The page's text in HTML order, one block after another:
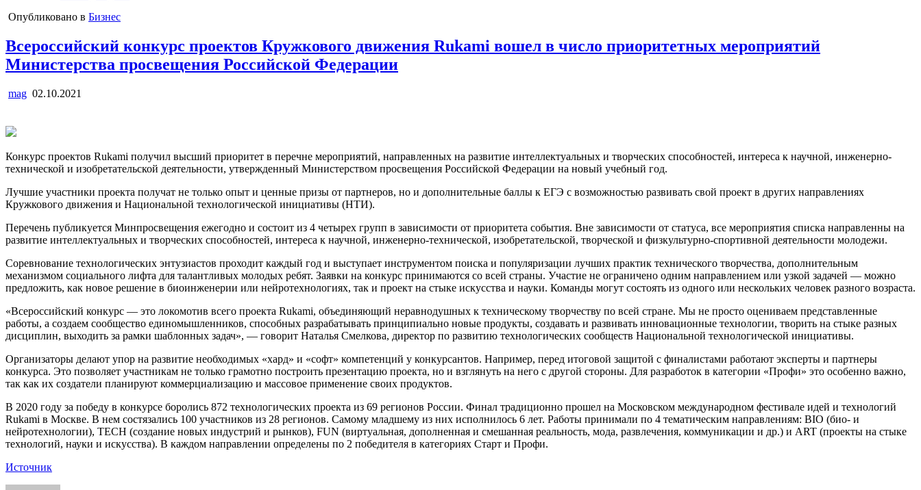
Опубликовано в Бизнес
Всероссийский конкурс проектов Кружкового движения Rukami вошел в число приоритетных мероприятий
Министерства просвещения Российской Федерации
mag 02.10.2021
Конкурс проектов Rukami получил высший приоритет в перечне мероприятий, направленных на развитие интеллектуальных и творческих способностей, интереса к научной, инженерно-
технической и изобретательской деятельности, утвержденный Министерством просвещения Российской Федерации на новый учебный год.
Лучшие участники проекта получат не только опыт и ценные призы от партнеров, но и дополнительные баллы к ЕГЭ с возможностью развивать свой проект в других направлениях
Кружкового движения и Национальной технологической инициативы (НТИ).
Перечень публикуется Минпросвещения ежегодно и состоит из 4 четырех групп в зависимости от приоритета события. Вне зависимости от статуса, все мероприятия списка направленны на
развитие интеллектуальных и творческих способностей, интереса к научной, инженерно-технической, изобретательской, творческой и физкультурно-спортивной деятельности молодежи.
Соревнование технологических энтузиастов проходит каждый год и выступает инструментом поиска и популяризации лучших практик технического творчества, дополнительным
механизмом социального лифта для талантливых молодых ребят. Заявки на конкурс принимаются со всей страны. Участие не ограничено одним направлением или узкой задачей — можно
предложить, как новое решение в биоинженерии или нейротехнологиях, так и проект на стыке искусства и науки. Команды могут состоять из одного или нескольких человек разного возраста.
«Всероссийский конкурс — это локомотив всего проекта Rukami, объединяющий неравнодушных к техническому творчеству по всей стране. Мы не просто оцениваем представленные
работы, а создаем сообщество единомышленников, способных разрабатывать принципиально новые продукты, создавать и развивать инновационные технологии, творить на стыке разных
дисциплин, выходить за рамки шаблонных задач», — говорит Наталья Смелкова, директор по развитию технологических сообществ Национальной технологической инициативы.
Организаторы делают упор на развитие необходимых «хард» и «софт» компетенций у конкурсантов. Например, перед итоговой защитой с финалистами работают эксперты и партнеры
конкурса. Это позволяет участникам не только грамотно построить презентацию проекта, но и взглянуть на него с другой стороны. Для разработок в категории «Профи» это особенно важно,
так как их создатели планируют коммерциализацию и массовое применение своих продуктов.
В 2020 году за победу в конкурсе боролись 872 технологических проекта из 69 регионов России. Финал традиционно прошел на Московском международном фестивале идей и технологий
Rukami в Москве. В нем состязались 100 участников из 28 регионов. Самому младшему из них исполнилось 6 лет. Работы принимали по 4 тематическим направлениям: BIO (био- и
нейротехнологии), TECH (создание новых индустрий и рынков), FUN (виртуальная, дополненная и смешанная реальность, мода, развлечения, коммуникации и др.) и ART (проекты на стыке
технологий, науки и искусства). В каждом направлении определены по 2 победителя в категориях Старт и Профи.
Источник